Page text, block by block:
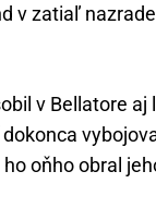
v zatiaľ
v Bellatore aj
oňho obral